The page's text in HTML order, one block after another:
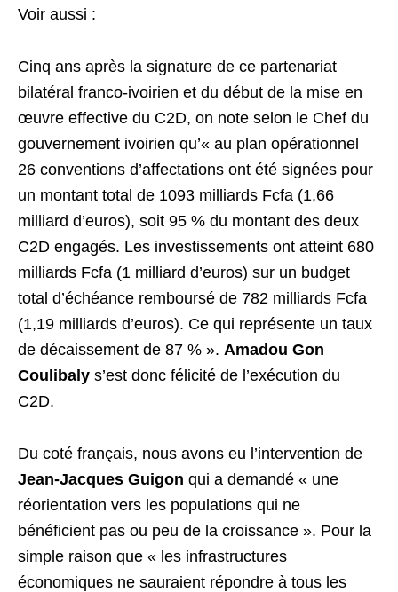
Voir aussi :
Cinq ans après la signature de ce partenariat
bilatéral franco-ivoirien et du début de la mise en
œuvre effective du C2D, on note selon le Chef du
gouvernement ivoirien qu’« au plan opérationnel
26 conventions d’affectations ont été signées pour
un montant total de 1093 milliards Fcfa (1,66
milliard d’euros), soit 95 % du montant des deux
C2D engagés. Les investissements ont atteint 680
milliards Fcfa (1 milliard d’euros) sur un budget
total d’échéance remboursé de 782 milliards Fcfa
(1,19 milliards d’euros). Ce qui représente un taux
de décaissement de 87 % ». Amadou Gon
Coulibaly s’est donc félicité de l’exécution du
C2D.
Du coté français, nous avons eu l’intervention de
Jean-Jacques Guigon qui a demandé « une
réorientation vers les populations qui ne
bénéficient pas ou peu de la croissance ». Pour la
simple raison que « les infrastructures
économiques ne sauraient répondre à tous les